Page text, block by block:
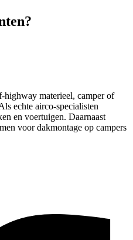
materieel, camper of
echte airco-specialisten
en voertuigen. Daarnaast
voor dakmontage op campers